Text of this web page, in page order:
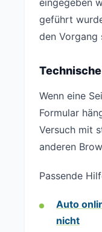
eingegeben
geführt
den Vorgang
Wenn eine
Formular
Versuch mit
anderen
Passende
Auto
nicht